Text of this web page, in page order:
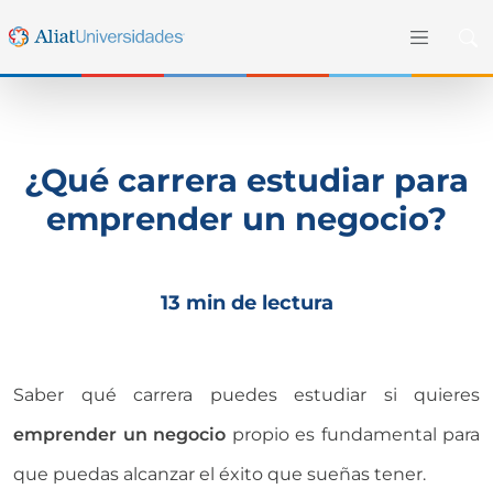
¿Qué carrera estudiar para
emprender un negocio?
13 min de lectura
Saber qué carrera puedes estudiar si quieres
emprender un negocio propio es fundamental para
que puedas alcanzar el éxito que sueñas tener.